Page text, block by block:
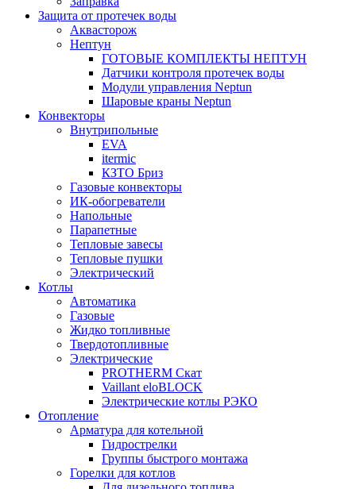
Защита от протечек воды
Аквасторож
Нептун
ГОТОВЫЕ КОМПЛЕКТЫ НЕПТУН
Датчики контроля протечек воды
Модули управления Neptun
Шаровые краны Neptun
Конвекторы
Внутрипольные
EVA
itermic
КЗТО Бриз
Газовые конвекторы
ИК-обогреватели
Напольные
Парапетные
Тепловые завесы
Тепловые пушки
Электрический
Котлы
Автоматика
Газовые
Жидко топливные
Твердотопливные
Электрические
PROTHERM Скат
Vaillant eloBLOCK
Электрические котлы РЭКО
Отопление
Арматура для котельной
Гидрострелки
Группы быстрого монтажа
Горелки для котлов